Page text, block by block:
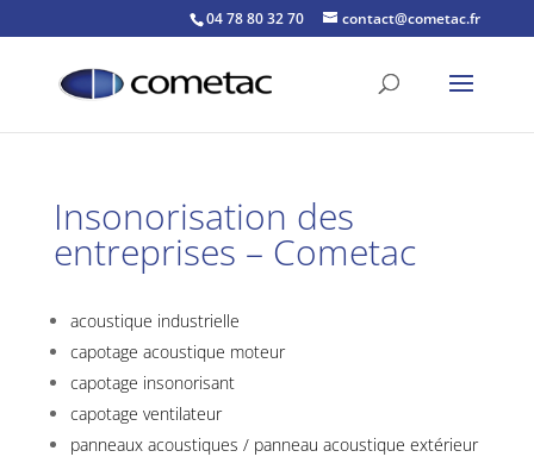
04 78 80 32 70 contact@cometac.fr
Insonorisation des
entreprises – Cometac
acoustique industrielle
capotage acoustique moteur
capotage insonorisant
capotage ventilateur
panneaux acoustiques / panneau acoustique extérieur